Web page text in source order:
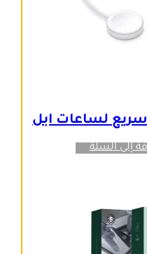
لساعات ابل
إلى السلة